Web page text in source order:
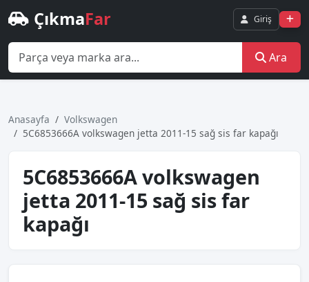
ÇıkmaFar Giriş
Ara
Anasayfa
Volkswagen
5C6853666A volkswagen jetta 2011-15 sağ sis far kapağı
5C6853666A volkswagen
jetta 2011-15 sağ sis far
kapağı